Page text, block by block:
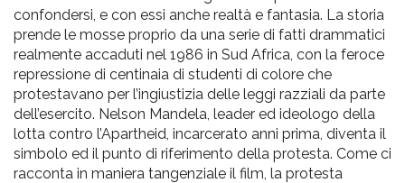
confondersi, e con essi anche realtà e fantasia. La storia
prende le mosse proprio da una serie di fatti drammatici
realmente accaduti nel 1986 in Sud Africa, con la feroce
repressione di centinaia di studenti di colore che
protestavano per l’ingiustizia delle leggi razziali da parte
dell’esercito. Nelson Mandela, leader ed ideologo della
lotta contro l’Apartheid, incarcerato anni prima, diventa il
simbolo ed il punto di riferimento della protesta. Come ci
racconta in maniera tangenziale il film, la protesta